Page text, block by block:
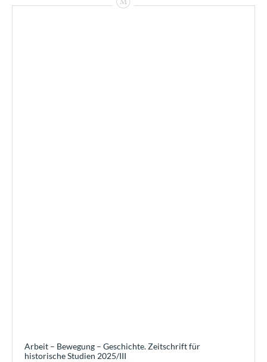
Arbeit – Bewegung – Geschichte. Zeitschrift für
historische Studien 2025/III